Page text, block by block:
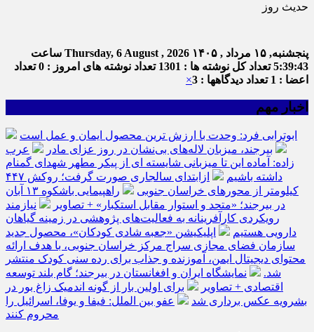
حدیث روز
پنجشنبه, ۱۵ مرداد , ۱۴۰۵ Thursday, 6 August , 2026 ساعت
5:39:43تعداد کل نوشته ها : 1301 تعداد نوشته های امروز : 0
تعداد
اعضا : 1
تعداد دیدگاهها : 3 ×
اخبار مهم
ابوترابی فرد: وحدت با ارزش ترین محصول ایمان و عمل است
بیرجند، میزبان لاله‌های بی‌نشان در روز عزای مادر
عرب
زاده: آماده این تا میزبانی شایسته ای از پیکر مطهر شهدای گمنام
داشته باشیم
ازابتدای سالجاری صورت گرفت؛ روکش ۴۴۷
کیلومتر از محورهای خراسان جنوبی
راهپیمایی باشکوه ۱۳ آبان
در بیرجند؛ «متحد و استوار مقابل استکبار» + تصاویر
نیازمند
رویکردی کارآفرینانه به فعالیت‌های پژوهشی در زمینه گیاهان
دارویی هستیم
اپلیکیشن «جعبه شادی کودکان»، محصول جدید
سازمان فضای مجازی سراج مرکز خراسان جنوبی، با هدف ارائه
محتوای دیجیتال ایمن، آموزنده و جذاب برای رده سنی کودک منتشر
شد.
نمایشگاه ایران و افغانستان در بیرجند؛ گام بلند توسعه
اقتصادی + تصاویر
برای اولین بار از گونه اندمیک زاغ بور در
بشرویه عکس برداری شد
عفو بین الملل: فیفا و یوفا، اسرائیل را
محروم کنند